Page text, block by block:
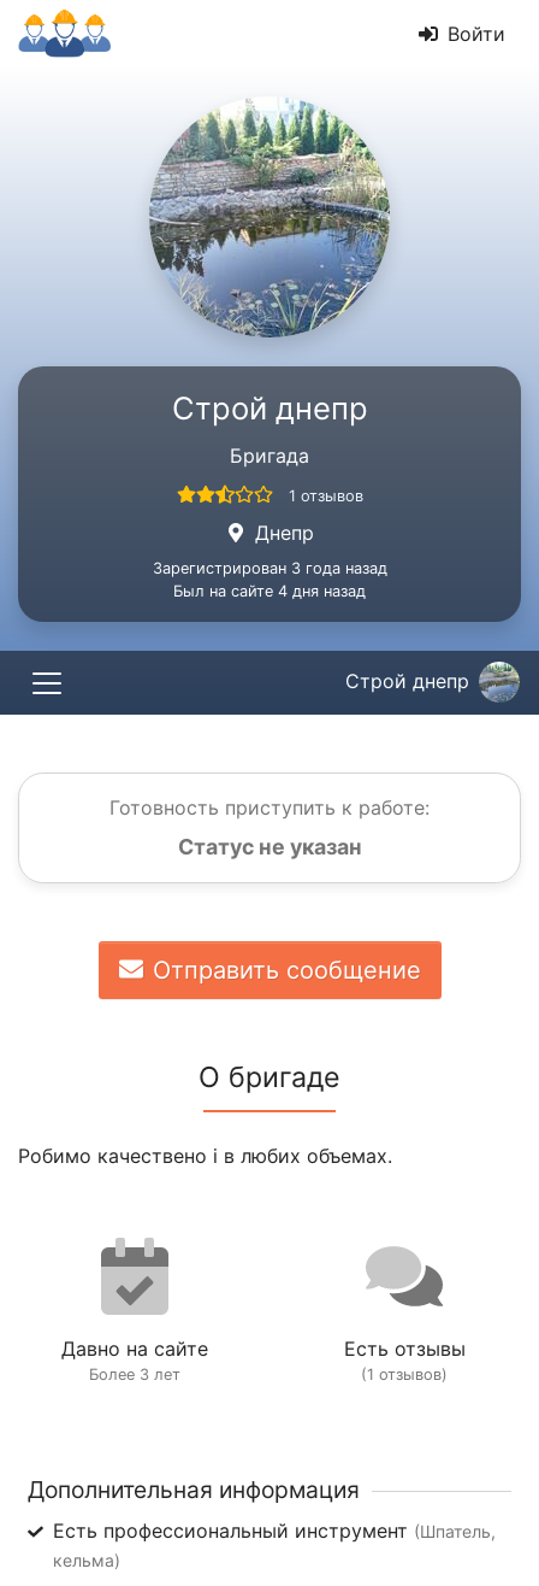
Войти
Строй днепр
Бригада
1 отзывов
Днепр
Зарегистрирован 3 года назад
Был на сайте 4 дня назад
Строй днепр
Готовность приступить к работе:
Статус не указан
Отправить сообщение
О бригаде
Робимо качествено і в любих объемах.
Давно на сайте
Более 3 лет
Есть отзывы
(1 отзывов)
Дополнительная информация
Есть профессиональный инструмент (Шпатель,
кельма)